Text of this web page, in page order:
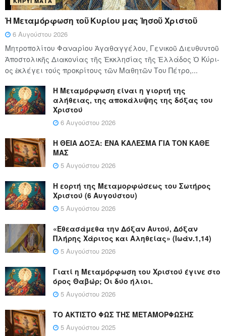
Ἡ Μεταμόρφωση τοῦ Κυρίου μας Ἰησοῦ Χριστοῦ
6 Αυγούστου 2026
Μητροπολίτου Φαναρίου Ἀγαθαγγέλου, Γενικοῦ Διευθυντοῦ
Ἀποστολικῆς Διακονίας τῆς Ἐκκλησίας τῆς Ἑλλάδος Ὁ Κύ­ρι­
ος ἐκλέγει τούς προ­κρί­τους τῶν Μα­θη­τῶν Του Πέ­τρο,...
Η Μεταμόρφωση είναι η γιορτή της
αλήθειας, της αποκάλυψης της δόξας του
Χριστού
6 Αυγούστου 2026
Η ΘΕΙΑ ΔΟΞΑ: ΈΝΑ ΚΑΛΕΣΜΑ ΓΙΑ ΤΟΝ ΚΑΘΕ
ΜΑΣ
5 Αυγούστου 2026
Η εορτή της Μεταμορφώσεως του Σωτήρος
Χριστού (6 Αυγούστου)
5 Αυγούστου 2026
«Εθεασάμεθα την Δόξαν Αυτού, Δόξαν
Πλήρης Χάριτος και Αληθείας» (Ιωάν.1,14)
5 Αυγούστου 2026
Γιατί η Μεταμόρφωση του Χριστού έγινε στο
όρος Θαβώρ; Οι δύο ήλιοι.
5 Αυγούστου 2026
ΤΟ ΑΚΤΙΣΤΟ ΦΩΣ ΤΗΣ ΜΕΤΑΜΟΡΦΩΣΗΣ
5 Αυγούστου 2025